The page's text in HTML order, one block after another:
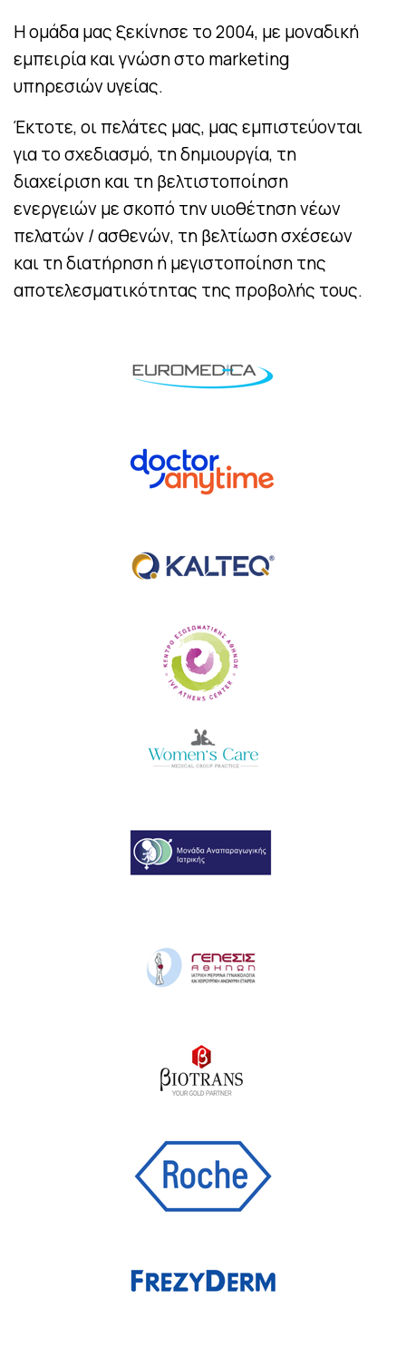
Η ομάδα μας ξεκίνησε το 2004, με μοναδική
εμπειρία και γνώση στο marketing
υπηρεσιών υγείας.
Έκτοτε, οι πελάτες μας, μας εμπιστεύονται
για το σχεδιασμό, τη δημιουργία, τη
διαχείριση και τη βελτιστοποίηση
ενεργειών με σκοπό την υιοθέτηση νέων
πελατών / ασθενών, τη βελτίωση σχέσεων
και τη διατήρηση ή μεγιστοποίηση της
αποτελεσματικότητας της προβολής τους.